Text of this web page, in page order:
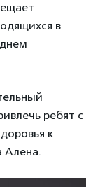
в
ребят с
к
Алена.